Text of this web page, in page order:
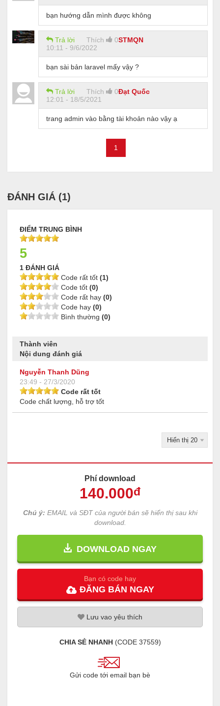
bạn hướng dẫn mình được không
STMQN
Trả lời Thích
0
10:11 - 9/6/2022
bạn sài bản laravel mấy vậy ?
Đạt Quốc
Trả lời Thích
0
12:01 - 18/5/2021
trang admin vào bằng tài khoản nào vậy ạ
1
ĐÁNH GIÁ (1)
ĐIỂM TRUNG BÌNH
5
1 ĐÁNH GIÁ
Code rất tốt (1)
Code tốt (0)
Code rất hay (0)
Code hay (0)
Bình thường (0)
Thành viên
Nội dung đánh giá
Nguyễn Thanh Dũng
23:49 - 27/3/2020
Code rất tốt
Code chất lượng, hỗ trợ tốt
Phí download
140.000đ
Chú ý: EMAIL và SĐT của người bán sẽ hiển thị sau khi
download.
DOWNLOAD NGAY
Bạn có code hay
ĐĂNG BÁN NGAY
Lưu vao yêu thích
CHIA SẺ NHANH(CODE 37559)
Gửi code tới email bạn bè